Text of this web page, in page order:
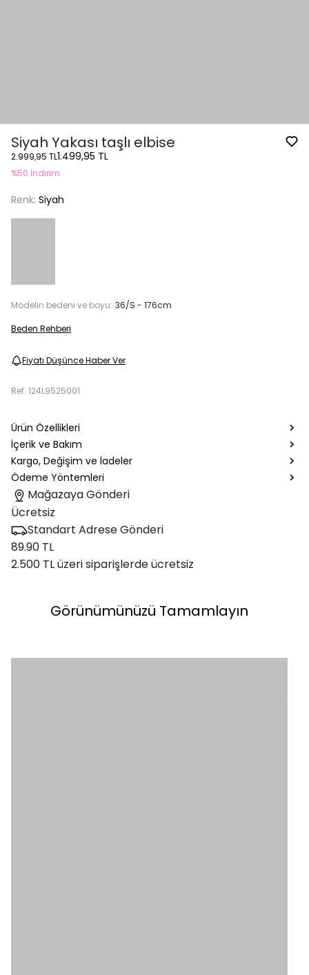
Siyah Yakası taşlı elbise
2.999,95 TL1.499,95 TL
%50 İndirim
Renk: Siyah
Modelin bedeni ve boyu: 36/S - 176cm
Beden Rehberi
Fiyatı Düşünce Haber Ver
Ref. 124L9525001
Ürün Özellikleri
İçerik ve Bakım
Kargo, Değişim ve İadeler
Ödeme Yöntemleri
Mağazaya Gönderi
Ücretsiz
Standart Adrese Gönderi
89.90 TL
2.500 TL üzeri siparişlerde ücretsiz
Görünümünüzü Tamamlayın